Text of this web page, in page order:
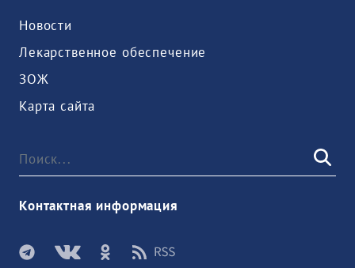
Новости
Лекарственное обеспечение
ЗОЖ
Карта сайта
Контактная информация